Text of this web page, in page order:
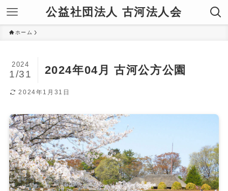
公益社団法人 古河法人会
ホーム
2024年04月 古河公方公園
2024
1/31
2024年1月31日